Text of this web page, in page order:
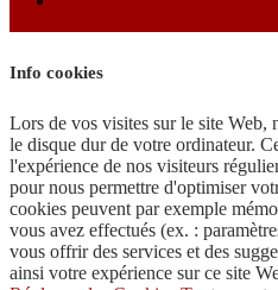
Info cookies
Lors de vos visites sur le site Web,
le disque dur de votre ordinateur.
l'expérience de nos visiteurs
pour nous permettre d'optimiser
cookies peuvent par exemple
vous avez effectués (ex. :
vous offrir des services et des
ainsi votre expérience sur ce site